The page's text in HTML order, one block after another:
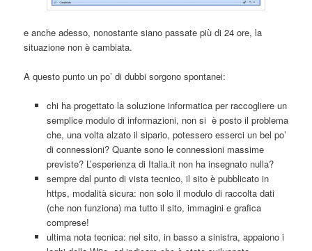
e anche adesso, nonostante siano passate più di 24 ore, la
situazione non è cambiata.
A questo punto un po’ di dubbi sorgono spontanei:
chi ha progettato la soluzione informatica per raccogliere un
semplice modulo di informazioni, non si è posto il problema
che, una volta alzato il sipario, potessero esserci un bel po’
di connessioni? Quante sono le connessioni massime
previste? L’esperienza di Italia.it non ha insegnato nulla?
sempre dal punto di vista tecnico, il sito è pubblicato in
https, modalità sicura: non solo il modulo di raccolta dati
(che non funziona) ma tutto il sito, immagini e grafica
comprese!
ultima nota tecnica: nel sito, in basso a sinistra, appaiono i